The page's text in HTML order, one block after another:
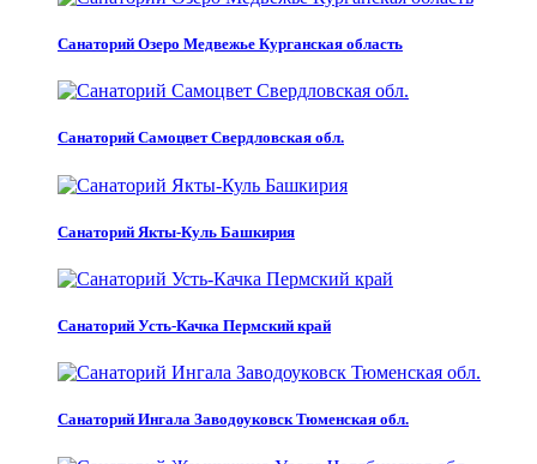
Санаторий Озеро Медвежье Курганская область
Санаторий Самоцвет Свердловская обл.
Санаторий Якты-Куль Башкирия
Санаторий Усть-Качка Пермский край
Санаторий Ингала Заводоуковск Тюменская обл.